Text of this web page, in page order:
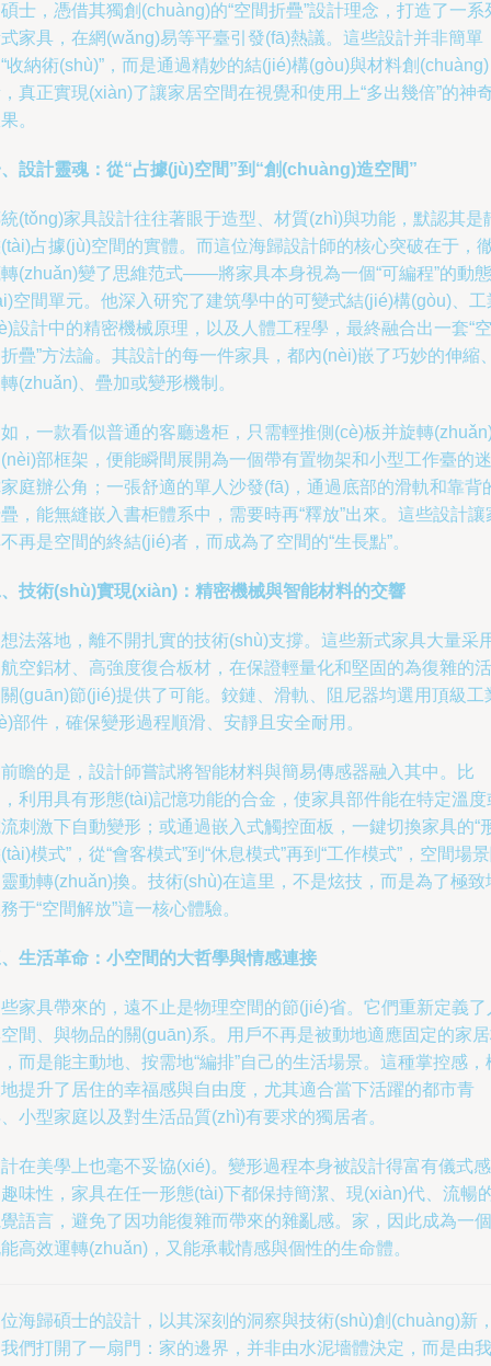
士，憑借其獨創(chuàng)的“空間折疊”設計理念，打造了一系
家具，在網(wǎng)易等平臺引發(fā)熱議。這些設計并非簡單
收納術(shù)”，而是通過精妙的結(jié)構(gòu)與材料創(chuàng)
真正實現(xiàn)了讓家居空間在視覺和使用上“多出幾倍”的神
。
設計靈魂：從“占據(jù)空間”到“創(chuàng)造空間”
(tǒng)家具設計往往著眼于造型、材質(zhì)與功能，默認其是
占據(jù)空間的實體。而這位海歸設計師的核心突破在于，
(zhuǎn)變了思維范式——將家具本身視為一個“可編程”的動態
空間單元。他深入研究了建筑學中的可變式結(jié)構(gòu)、工
設計中的精密機械原理，以及人體工程學，最終融合出一套“空
疊”方法論。其設計的每一件家具，都內(nèi)嵌了巧妙的伸縮
(zhuǎn)、疊加或變形機制。
，一款看似普通的客廳邊柜，只需輕推側(cè)板并旋轉
部框架，便能瞬間展開為一個帶有置物架和小型工作臺的迷
庭辦公角；一張舒適的單人沙發(fā)，通過底部的滑軌和靠背
，能無縫嵌入書柜體系中，需要時再“釋放”出來。這些設計讓
再是空間的終結(jié)者，而成為了空間的“生長點”。
技術(shù)實現(xiàn)：精密機械與智能材料的交響
法落地，離不開扎實的技術(shù)支撐。這些新式家具大量采
空鋁材、高強度復合板材，在保證輕量化和堅固的為復雜的活
(guān)節(jié)提供了可能。鉸鏈、滑軌、阻尼器均選用頂級工
部件，確保變形過程順滑、安靜且安全耐用。
瞻的是，設計師嘗試將智能材料與簡易傳感器融入其中。比
利用具有形態(tài)記憶功能的合金，使家具部件能在特定溫度
刺激下自動變形；或通過嵌入式觸控面板，一鍵切換家具的“
模式”，從“會客模式”到“休息模式”再到“工作模式”，空間場
動轉(zhuǎn)換。技術(shù)在這里，不是炫技，而是為了極致
于“空間解放”這一核心體驗。
生活革命：小空間的大哲學與情感連接
家具帶來的，遠不止是物理空間的節(jié)省。它們重新定義了
間、與物品的關(guān)系。用戶不再是被動地適應固定的家
而是能主動地、按需地“編排”自己的生活場景。這種掌控感，
提升了居住的幸福感與自由度，尤其適合當下活躍的都市青
小型家庭以及對生活品質(zhì)有要求的獨居者。
在美學上也毫不妥協(xié)。變形過程本身被設計得富有儀式感
味性，家具在任一形態(tài)下都保持簡潔、現(xiàn)代、流暢
語言，避免了因功能復雜而帶來的雜亂感。家，因此成為一個
高效運轉(zhuǎn)，又能承載情感與個性的生命體。
海歸碩士的設計，以其深刻的洞察與技術(shù)創(chuàng)新
們打開了一扇門：家的邊界，并非由水泥墻體決定，而是由我